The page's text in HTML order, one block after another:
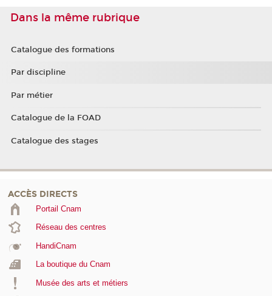
Dans la même rubrique
Catalogue des formations
Par discipline
Par métier
Catalogue de la FOAD
Catalogue des stages
ACCÈS DIRECTS
Portail Cnam
Réseau des centres
HandiCnam
La boutique du Cnam
Musée des arts et métiers